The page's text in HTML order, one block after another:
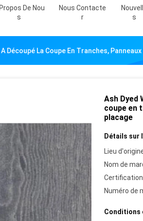
De Nou
S
Nous Contacte
R
S
Découpé La Coupe En Tranches,
Ash Dyed
coupe en
placage
Détails sur
Lieu
Nom de
Numéro de
Conditions